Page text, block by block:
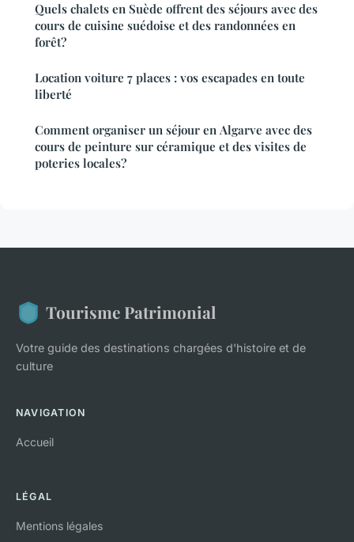
Quels chalets en Suède offrent des séjours avec des
cours de cuisine suédoise et des randonnées en
forêt?
Location voiture 7 places : vos escapades en toute
liberté
Comment organiser un séjour en Algarve avec des
cours de peinture sur céramique et des visites de
poteries locales?
Tourisme Patrimonial
Votre guide des destinations chargées d'histoire et de
culture
NAVIGATION
Accueil
LÉGAL
Mentions légales